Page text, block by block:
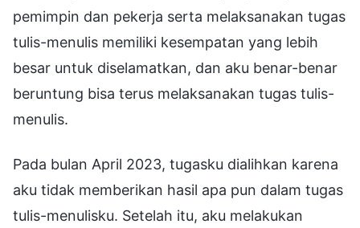
pemimpin dan pekerja serta melaksanakan tugas
tulis-menulis memiliki kesempatan yang lebih
besar untuk diselamatkan, dan aku benar-benar
beruntung bisa terus melaksanakan tugas tulis-
menulis.
Pada bulan April 2023, tugasku dialihkan karena
aku tidak memberikan hasil apa pun dalam tugas
tulis-menulisku. Setelah itu, aku melakukan